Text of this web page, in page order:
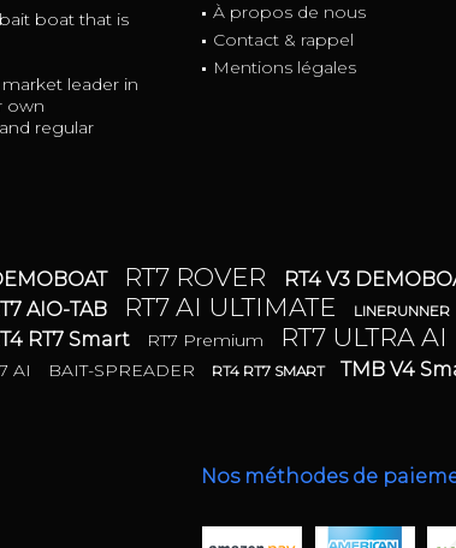
boat that is
leader in
own
regular
À propos de nous
Contact & rappel
Mentions légales
RT7 ROVER RT4 V3
AIO-TAB RT7 AI ULTIMATE LINERUNNER
RT7 Smart RT7 Premium RT7 ULTRA AI
AI BAIT-SPREADER RT4 RT7 SMART TMB V4
Nos méthodes de